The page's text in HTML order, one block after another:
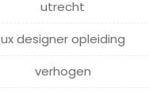
utrecht
ux designer opleiding
verhogen